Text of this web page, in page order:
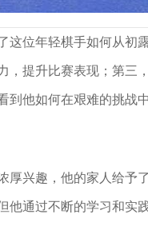
这位年轻棋手如何从初
，提升比赛表现；第三
到他如何在艰难的挑战
厚兴趣，他的家人给予
他通过不断的学习和实